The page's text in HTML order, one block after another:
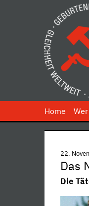
Home
22.
Das
Die